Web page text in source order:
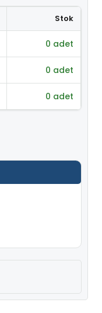
Stok
0 adet
0 adet
0 adet